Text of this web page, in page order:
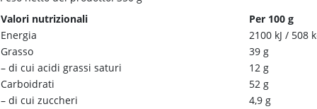
Valori nutrizionali
Per 100 g
Energia
2100 kJ / 508
Grasso
39 g
– di cui acidi grassi saturi
12 g
Carboidrati
52 g
– di cui zuccheri
4,9 g